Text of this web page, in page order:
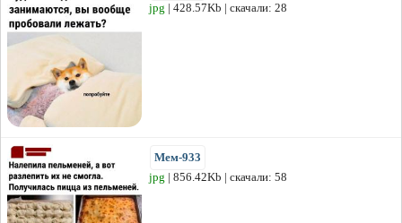
jpg | 428.57Kb | скачали: 28
Мем-933
jpg | 856.42Kb | скачали: 58